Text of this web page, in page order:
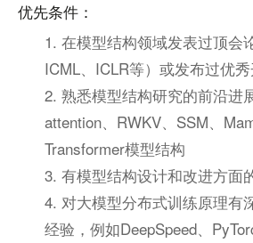
优先条件：
1. 在模型结构领域发表过顶会
ICML、ICLR等）或发布过优
2. 熟悉模型结构研究的前沿进
attention、RWKV、SSM、
Transformer模型结构
3. 有模型结构设计和改进方面
4. 对大模型分布式训练原理有
经验，例如DeepSpeed、